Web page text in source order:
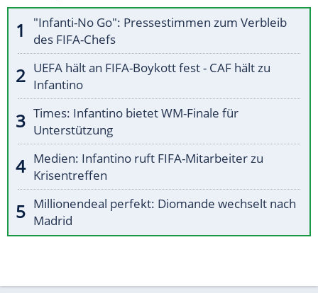
"Infanti-No Go": Pressestimmen zum Verbleib
des FIFA-Chefs
UEFA hält an FIFA-Boykott fest - CAF hält zu
Infantino
Times: Infantino bietet WM-Finale für
Unterstützung
Medien: Infantino ruft FIFA-Mitarbeiter zu
Krisentreffen
Millionendeal perfekt: Diomande wechselt nach
Madrid